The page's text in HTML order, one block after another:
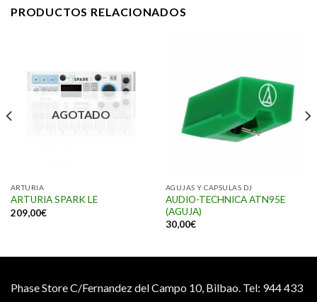
PRODUCTOS RELACIONADOS
AGOTADO
ARTURIA
ARTURIA SPARK LE
209,00€
AGUJAS Y CAPSULAS DJ
AUDIO-TECHNICA ATN95E
(AGUJA)
30,00€
Phase Store C/Fernandez del Campo 10, Bilbao. Tel: 944 433